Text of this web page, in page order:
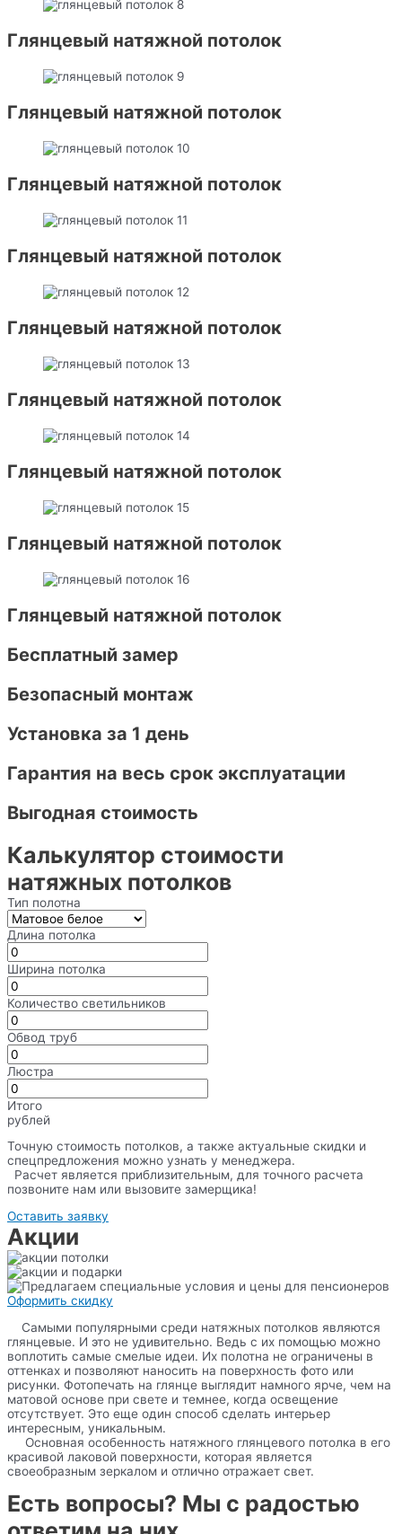
Глянцевый натяжной потолок
Глянцевый натяжной потолок
Глянцевый натяжной потолок
Глянцевый натяжной потолок
Глянцевый натяжной потолок
Глянцевый натяжной потолок
Глянцевый натяжной потолок
Глянцевый натяжной потолок
Глянцевый натяжной потолок
Бесплатный замер
Безопасный монтаж
Установка за 1 день
Гарантия на весь срок эксплуатации
Выгодная стоимость
Калькулятор стоимости
натяжных потолков
Тип полотна
Длина потолка
Ширина потолка
Количество светильников
Обвод труб
Люстра
Итого
рублей
Точную стоимость потолков, а также актуальные скидки и
спецпредложения можно узнать у менеджера.
Расчет является приблизительным, для точного расчета
позвоните нам или вызовите замерщика!
Оставить заявку
Акции
Оформить скидку
Самыми популярными среди натяжных потолков являются
глянцевые. И это не удивительно. Ведь с их помощью можно
воплотить самые смелые идеи. Их полотна не ограничены в
оттенках и позволяют наносить на поверхность фото или
рисунки. Фотопечать на глянце выглядит намного ярче, чем на
матовой основе при свете и темнее, когда освещение
отсутствует. Это еще один способ сделать интерьер
интересным, уникальным.
Основная особенность натяжного глянцевого потолка в его
красивой лаковой поверхности, которая является
своеобразным зеркалом и отлично отражает свет.
Есть вопросы? Мы с радостью